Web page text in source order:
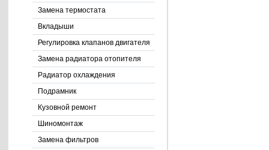
Замена термостата
Вкладыши
Регулировка клапанов двигателя
Замена радиатора отопителя
Радиатор охлаждения
Подрамник
Кузовной ремонт
Шиномонтаж
Замена фильтров